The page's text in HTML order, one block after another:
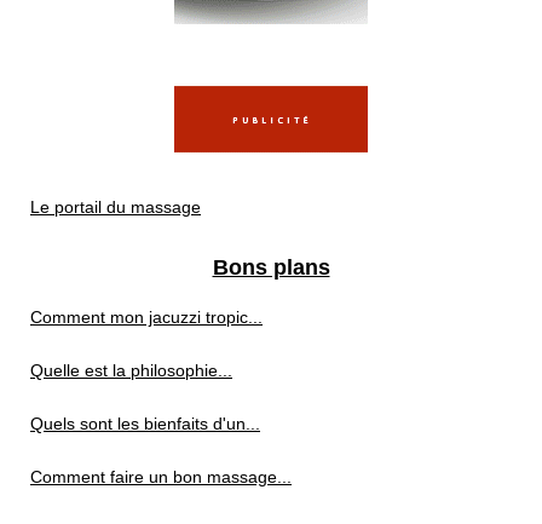
Le portail du massage
Bons plans
Comment mon jacuzzi tropic...
Quelle est la philosophie...
Quels sont les bienfaits d'un...
Comment faire un bon massage...